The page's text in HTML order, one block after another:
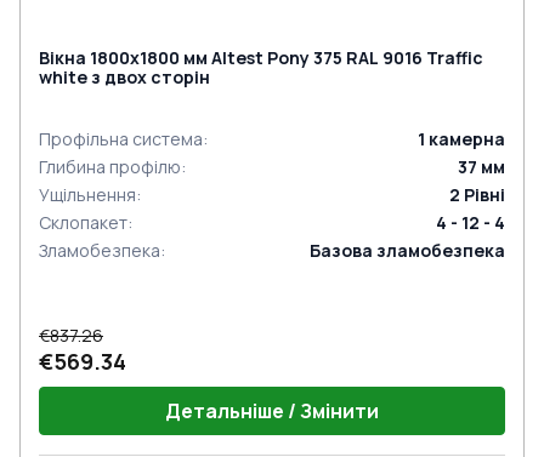
Вікна 1800x1800 мм Altest Pony 375 RAL 9016 Traffic
white з двох сторін
Профільна система: 1 камерна
Глибина профілю: 37 мм
Ущільнення: 2 Рівні
Склопакет:
4 - 12 - 4
Зламобезпека: Базова зламобезпека
€837.26
€569.34
Детальніше / Змінити